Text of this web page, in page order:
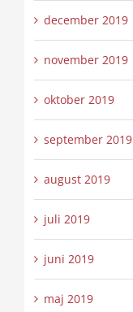
december 2019
november 2019
oktober 2019
september 2019
august 2019
juli 2019
juni 2019
maj 2019